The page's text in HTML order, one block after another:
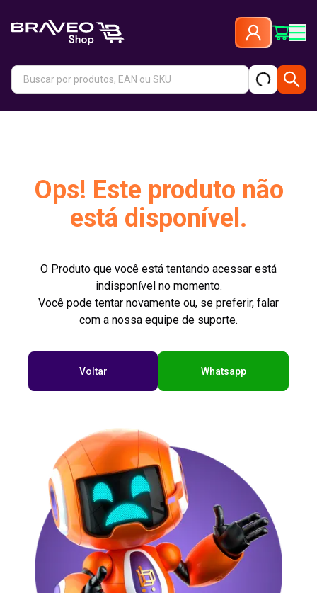
Ops! Este produto não
está disponível.
O Produto que você está tentando acessar está
indisponível no momento.
Você pode tentar novamente ou, se preferir, falar
com a nossa equipe de suporte.
Voltar Whatsapp